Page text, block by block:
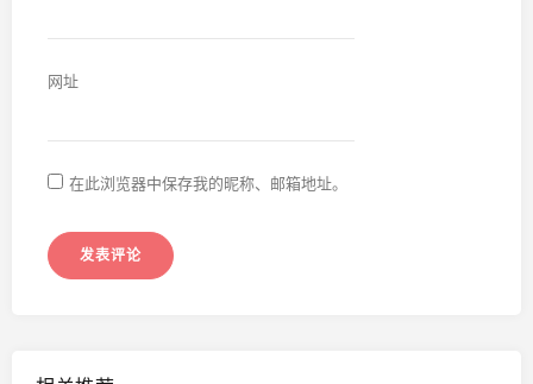
网址
在此浏览器中保存我的昵称、邮箱地址。